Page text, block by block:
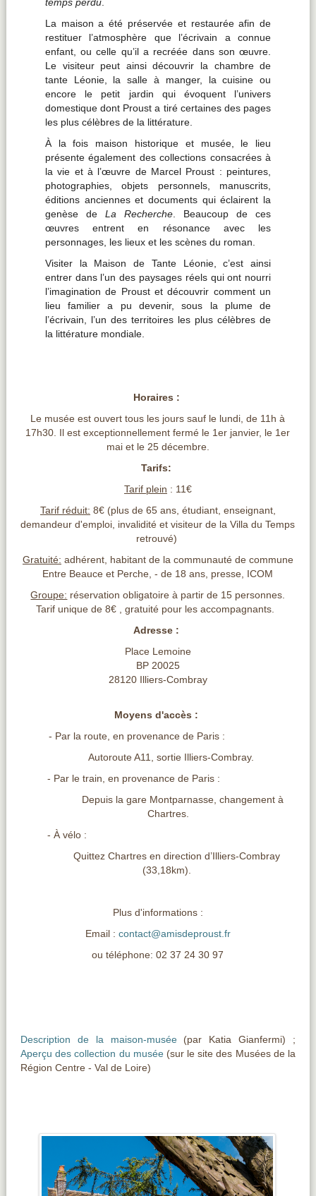
temps perdu.
La maisonaété préservée et restauréeafinde
restituer l’atmosphère que l’écrivain aconnue
enfant,oucelle qu’ila recréée dans sonœuvre.
Le visiteur peut ainsidécouvrir la chambrede
tante Léonie, lasalleà manger, lacuisineou
encore le petit jardin qui évoquent l’univers
domestiquedont Prousta tiré certaines des pages
les plus célèbres de la littérature.
À lafois maison historique et musée, le lieu
présenteégalement descollections consacréesà
lavie et à l’œuvre de Marcel Proust : peintures,
photographies,objets personnels, manuscrits,
éditions anciennesetdocuments quiéclairent la
genèse de La Recherche Beaucoupdeces
œuvresentrenten résonance avec les
personnages, les lieux et les scènes du roman.
Visiter la Maisonde Tante Léonie,c’estainsi
entrer dans l’undes paysages réels quiont nourri
l’imaginationde Proustetdécouvrir comment un
lieufamiliera pudevenir,sous la plumede
l’écrivain, l’un des territoires les pluscélèbresde
la littérature mondiale.
Horaires :
Le musée est ouvert tous les jours sauf le lundi, de 11h à
17h30. Il est exceptionnellement fermé le 1er janvier, le 1er
mai et le 25 décembre.
Tarifs:
Tarif plein : 11€
Tarif réduit: 8€ (plus de 65 ans, étudiant, enseignant,
demandeur d'emploi, invalidité et visiteur de la Villa du Temps
retrouvé)
Gratuité: adhérent, habitant de la communauté de commune
Entre Beauce et Perche, - de 18 ans, presse, ICOM
Groupe: réservation obligatoire à partir de 15 personnes.
Tarif unique de 8€ , gratuité pour les accompagnants.
Adresse :
Place Lemoine
BP 20025
28120 Illiers-Combray
Moyens d'accès :
- Par la route, en provenance de Paris :
Autoroute A11, sortie Illiers-Combray.
- Par le train, en provenance de Paris :
Depuis la gare Montparnasse, changement à
Chartres.
- À vélo :
Quittez Chartres en direction d’Illiers-Combray
(33,18km).
Plus d'informations :
Email : contact@amisdeproust.fr
ou téléphone: 02 37 24 30 97
Description de la maison-musée(par Katia Gianfermi) ;
Aperçu des collection du musée (sur le site des Musées de la
Région Centre - Val de Loire)